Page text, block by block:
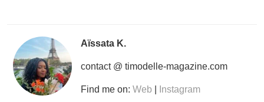
Aïssata K.
contact @ timodelle-magazine.com
Find me on: Web Instagram